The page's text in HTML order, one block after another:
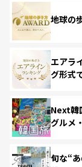
地球の
エアラ
グ形式
Next韓
グルメ
旬な“